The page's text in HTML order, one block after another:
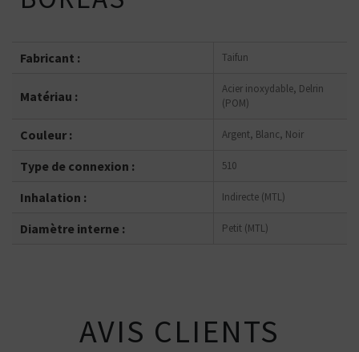
Fabricant : Taifun
Matériau :
Acier inoxydable, Delrin
(POM)
Couleur : Argent, Blanc, Noir
Type de connexion : 510
Inhalation : Indirecte (MTL)
Diamètre interne : Petit (MTL)
AVIS CLIENTS